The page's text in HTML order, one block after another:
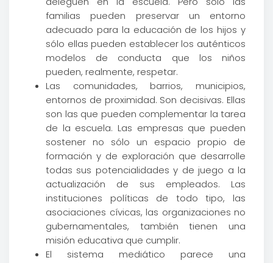
familias pueden preservar un entorno
adecuado para la educación de los hijos y
sólo ellas pueden establecer los auténticos
modelos de conducta que los niños
pueden, realmente, respetar.
Las comunidades, barrios, municipios,
entornos de proximidad. Son decisivas. Ellas
son las que pueden complementar la tarea
de la escuela. Las empresas que pueden
sostener no sólo un espacio propio de
formación y de exploración que desarrolle
todas sus potencialidades y de juego a la
actualización de sus empleados. Las
instituciones políticas de todo tipo, las
asociaciones cívicas, las organizaciones no
gubernamentales, también tienen una
misión educativa que cumplir.
El sistema mediático parece una